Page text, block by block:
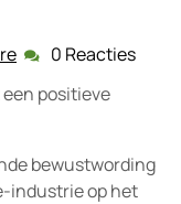
thegiftofnature
0 Reacties
positieve
bewustwording
industrie op het